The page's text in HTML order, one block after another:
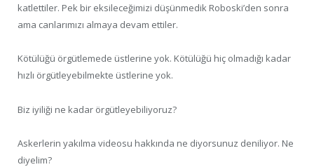
katlettiler. Pek bir eksileceğimizi düşünmedik Roboski’den sonra
ama canlarımızı almaya devam ettiler.
Kötülüğü örgütlemede üstlerine yok. Kötülüğü hiç olmadığı kadar
hızlı örgütleyebilmekte üstlerine yok.
Biz iyiliği ne kadar örgütleyebiliyoruz?
Askerlerin yakılma videosu hakkında ne diyorsunuz deniliyor. Ne
diyelim?